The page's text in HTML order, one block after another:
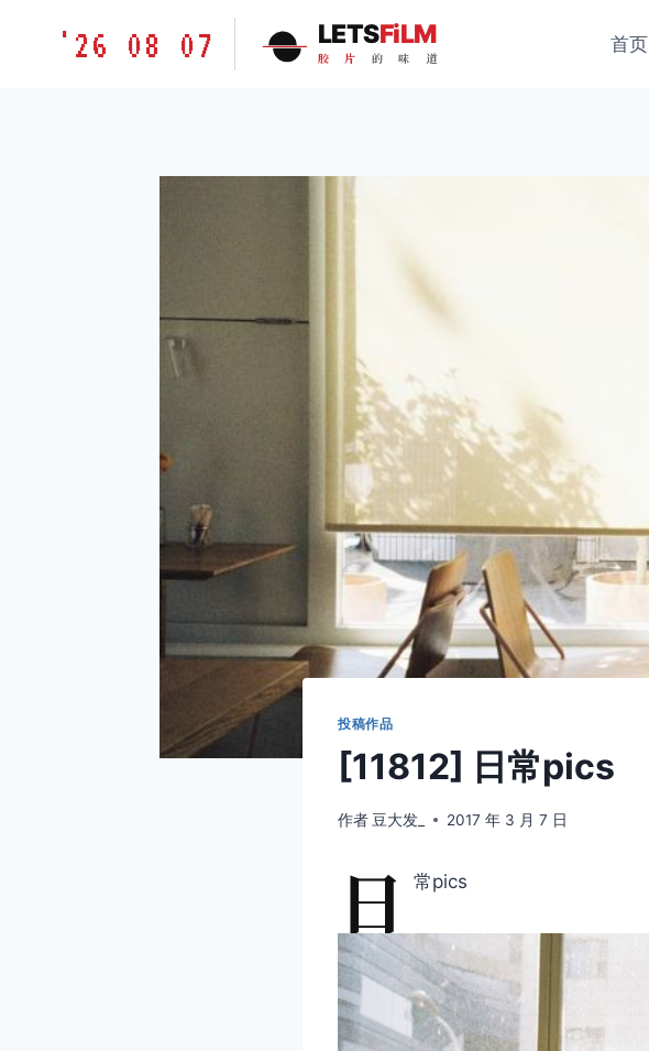
胶'26 08 07 LETSFiLM
胶 片 的 味 道
首页
投稿作品
[11812] 日常pics
作者 豆大发_ 2017 年 3 月 7 日
日 常pics